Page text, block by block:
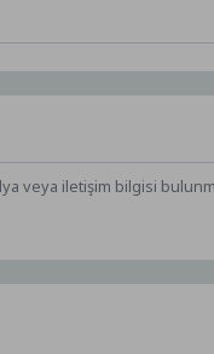
veya iletişim bilgisi